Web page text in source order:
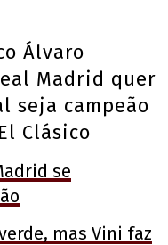
Álvaro
Madrid quer
seja campeão
Clásico
se
mas Vini faz